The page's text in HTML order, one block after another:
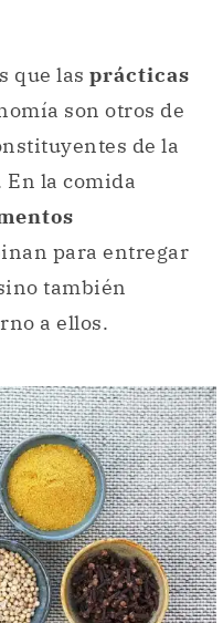
que las prácticas
son otros de
de la
En la comida
para entregar
también
a ellos.